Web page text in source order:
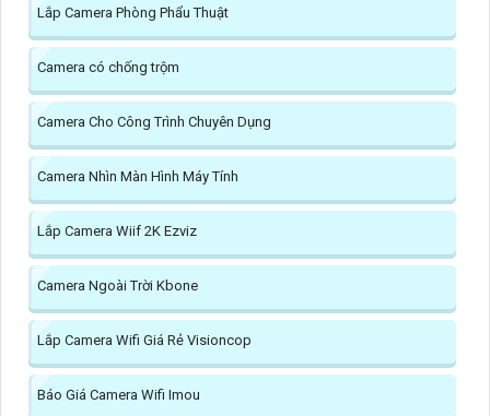
Lắp Camera Phòng Phẩu Thuật
Camera có chống trộm
Camera Cho Công Trình Chuyên Dụng
Camera Nhìn Màn Hình Máy Tính
Lắp Camera Wiif 2K Ezviz
Camera Ngoài Trời Kbone
Lắp Camera Wifi Giá Rẻ Visioncop
Báo Giá Camera Wifi Imou